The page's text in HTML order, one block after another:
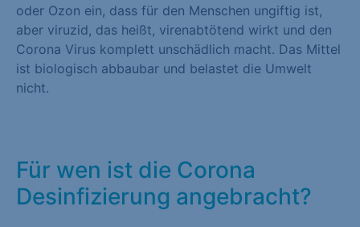
oder Ozon ein, dass für den Menschen ungiftig ist,
aber viruzid, das heißt, virenabtötend wirkt und den
Corona Virus komplett unschädlich macht. Das Mittel
ist biologisch abbaubar und belastet die Umwelt
nicht.
Für wen ist die Corona
Desinfizierung angebracht?